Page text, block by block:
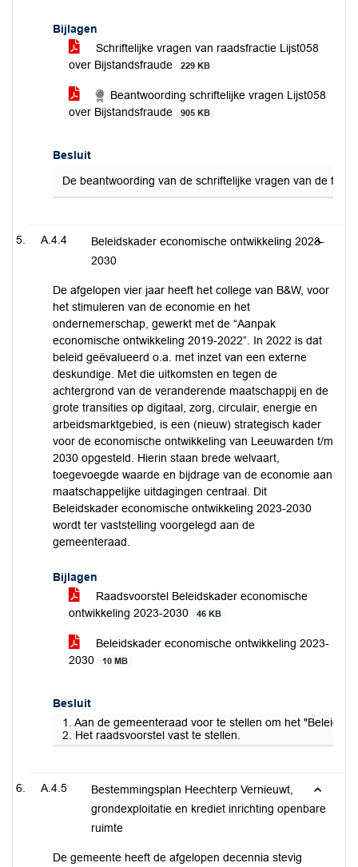
Bijlagen
Schriftelijke vragen van raadsfractie Lijst058
over Bijstandsfraude
229 KB
Beantwoording schriftelijke vragen Lijst058
over Bijstandsfraude
905 KB
Besluit
De beantwoording van de schriftelijke vragen van de
A.4.4
Beleidskader economische ontwikkeling 2023-
2030
De afgelopen vier jaar heeft het college van B&W, voor
het stimuleren van de economie en het
ondernemerschap, gewerkt met de “Aanpak
economische ontwikkeling 2019-2022”. In 2022 is dat
beleid geëvalueerd o.a. met inzet van een externe
deskundige. Met die uitkomsten en tegen de
achtergrond van de veranderende maatschappij en de
grote transities op digitaal, zorg, circulair, energie en
arbeidsmarktgebied, is een (nieuw) strategisch kader
voor de economische ontwikkeling van Leeuwarden t/m
2030 opgesteld. Hierin staan brede welvaart,
toegevoegde waarde en bijdrage van de economie aan
maatschappelijke uitdagingen centraal. Dit
Beleidskader economische ontwikkeling 2023-2030
wordt ter vaststelling voorgelegd aan de
gemeenteraad.
Bijlagen
Raadsvoorstel Beleidskader economische
ontwikkeling 2023-2030
46 KB
Beleidskader economische ontwikkeling 2023-
2030
10 MB
Besluit
1. Aan de gemeenteraad voor te stellen om het
2. Het raadsvoorstel vast te stellen.
A.4.5
Bestemmingsplan Heechterp Vernieuwt,
grondexploitatie en krediet inrichting openbare
ruimte
De gemeente heeft de afgelopen decennia stevig